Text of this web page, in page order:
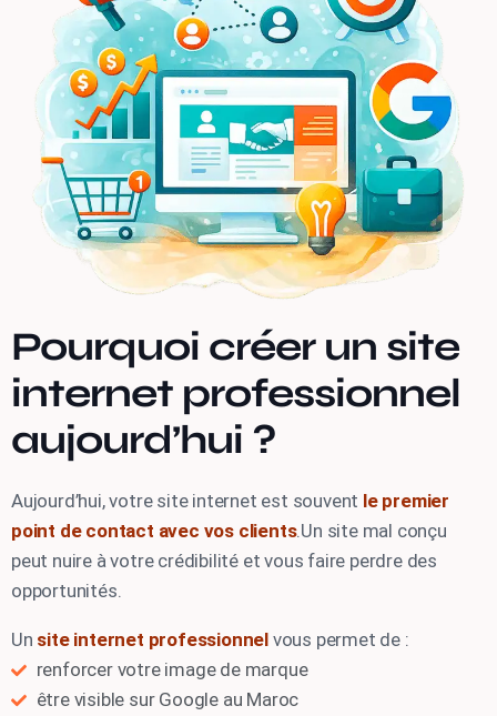
Pourquoi créer un site
internet professionnel
aujourd’hui ?
Aujourd’hui, votre site internet est souvent le premier
point de contact avec vos clients.Un site mal conçu
peut nuire à votre crédibilité et vous faire perdre des
opportunités.
Un site internet professionnel vous permet de :
renforcer votre image de marque
être visible sur Google au Maroc